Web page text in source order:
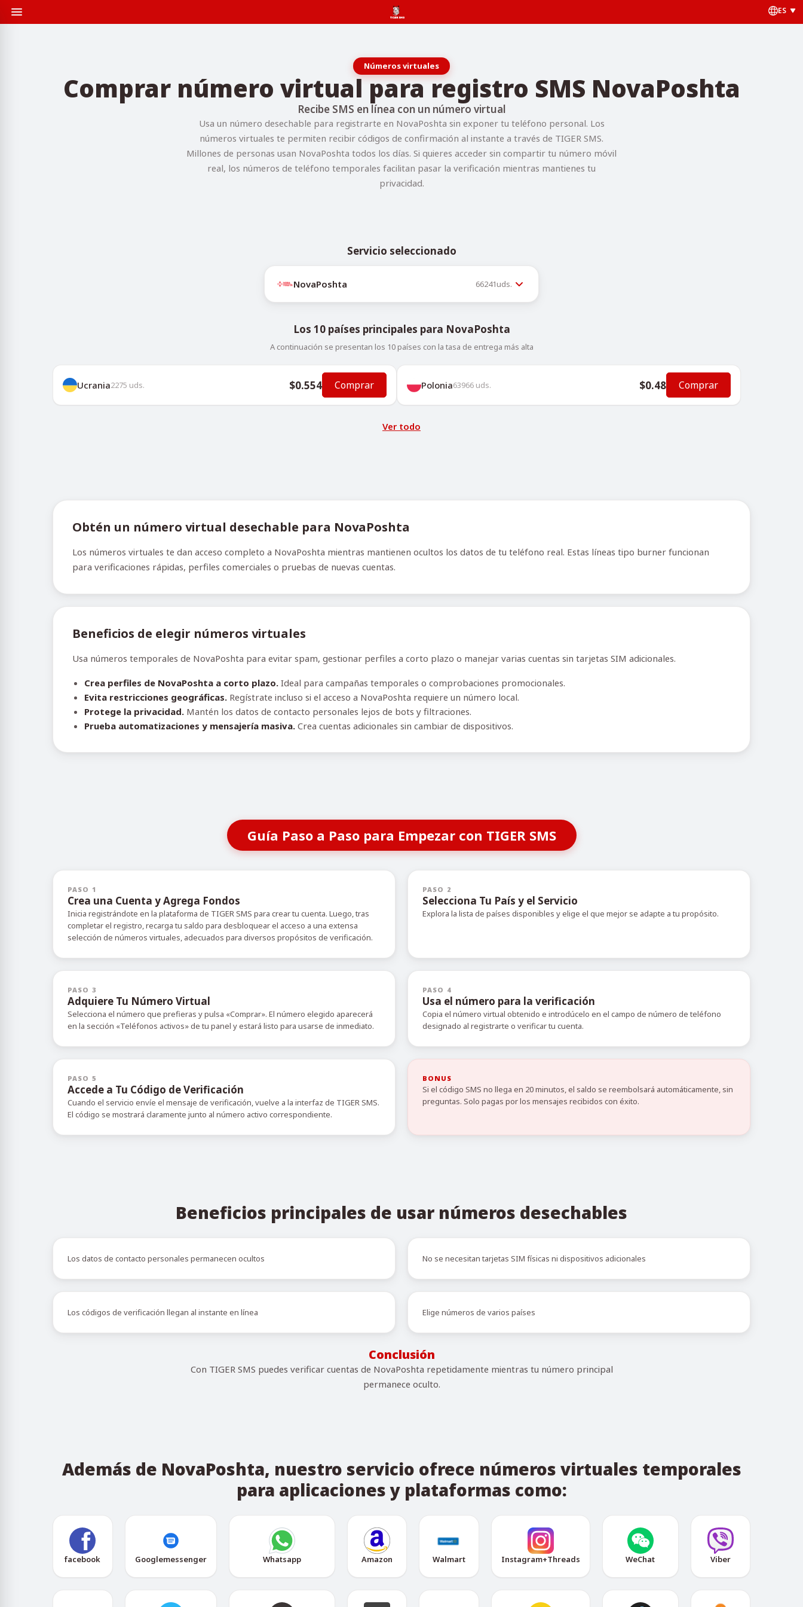
ES
Números virtuales
Comprar número virtual para registro SMS NovaPoshta
Recibe SMS en línea con un número virtual
Usa un número desechable para registrarte en NovaPoshta sin exponer tu teléfono personal. Los
números virtuales te permiten recibir códigos de confirmación al instante a través de TIGER SMS.
Millones de personas usan NovaPoshta todos los días. Si quieres acceder sin compartir tu número móvil
real, los números de teléfono temporales facilitan pasar la verificación mientras mantienes tu
privacidad.
Servicio seleccionado
NovaPoshta 66241uds.
Los 10 países principales para NovaPoshta
A continuación se presentan los 10 países con la tasa de entrega más alta
Ucrania2275 uds. $0.554 Comprar Polonia63966 uds. $0.48 Comprar
Ver todo
Obtén un número virtual desechable para NovaPoshta
Los números virtuales te dan acceso completo a NovaPoshta mientras mantienen ocultos los datos de tu teléfono real. Estas líneas tipo burner funcionan
para verificaciones rápidas, perfiles comerciales o pruebas de nuevas cuentas.
Beneficios de elegir números virtuales
Usa números temporales de NovaPoshta para evitar spam, gestionar perfiles a corto plazo o manejar varias cuentas sin tarjetas SIM adicionales.
Crea perfiles de NovaPoshta a corto plazo. Ideal para campañas temporales o comprobaciones promocionales.
Evita restricciones geográficas. Regístrate incluso si el acceso a NovaPoshta requiere un número local.
Protege la privacidad. Mantén los datos de contacto personales lejos de bots y filtraciones.
Prueba automatizaciones y mensajería masiva. Crea cuentas adicionales sin cambiar de dispositivos.
Guía Paso a Paso para Empezar con TIGER SMS
PASO 1
Crea una Cuenta y Agrega Fondos
Inicia registrándote en la plataforma de TIGER SMS para crear tu cuenta. Luego, tras
completar el registro, recarga tu saldo para desbloquear el acceso a una extensa
selección de números virtuales, adecuados para diversos propósitos de verificación.
PASO 2
Selecciona Tu País y el Servicio
Explora la lista de países disponibles y elige el que mejor se adapte a tu propósito.
PASO 3
Adquiere Tu Número Virtual
Selecciona el número que prefieras y pulsa «Comprar». El número elegido aparecerá
en la sección «Teléfonos activos» de tu panel y estará listo para usarse de inmediato.
PASO 4
Usa el número para la verificación
Copia el número virtual obtenido e introdúcelo en el campo de número de teléfono
designado al registrarte o verificar tu cuenta.
PASO 5
Accede a Tu Código de Verificación
Cuando el servicio envíe el mensaje de verificación, vuelve a la interfaz de TIGER SMS.
El código se mostrará claramente junto al número activo correspondiente.
BONUS
Si el código SMS no llega en 20 minutos, el saldo se reembolsará automáticamente, sin
preguntas. Solo pagas por los mensajes recibidos con éxito.
Beneficios principales de usar números desechables
Los datos de contacto personales permanecen ocultos No se necesitan tarjetas SIM físicas ni dispositivos adicionales
Los códigos de verificación llegan al instante en línea Elige números de varios países
Conclusión
Con TIGER SMS puedes verificar cuentas de NovaPoshta repetidamente mientras tu número principal
permanece oculto.
Además de NovaPoshta, nuestro servicio ofrece números virtuales temporales
para aplicaciones y plataformas como:
facebook Googlemessenger Whatsapp Amazon Walmart Instagram+Threads WeChat Viber